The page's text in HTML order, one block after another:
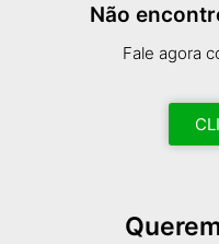
Não
Fale agora